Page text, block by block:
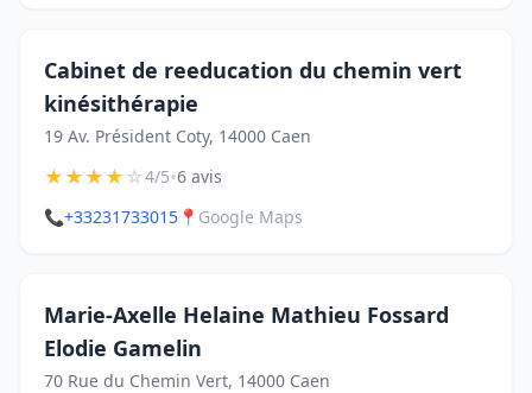
Cabinet de reeducation du chemin vert
kinésithérapie
19 Av. Président Coty, 14000 Caen
★★★★☆4/5•6 avis
📞+33231733015 📍 Google Maps
Marie-Axelle Helaine Mathieu Fossard
Elodie Gamelin
70 Rue du Chemin Vert, 14000 Caen